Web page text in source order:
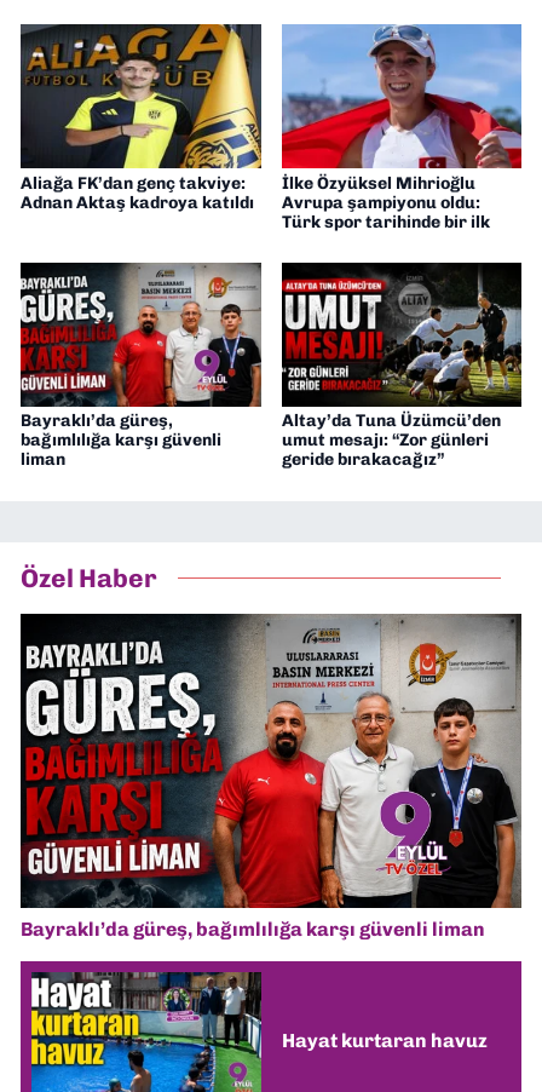
Aliağa FK’dan genç takviye:
Adnan Aktaş kadroya katıldı
İlke Özyüksel Mihrioğlu
Avrupa şampiyonu oldu:
Türk spor tarihinde bir ilk
Bayraklı’da güreş,
bağımlılığa karşı güvenli
liman
Altay’da Tuna Üzümcü’den
umut mesajı: “Zor günleri
geride bırakacağız”
Özel Haber
Bayraklı’da güreş, bağımlılığa karşı güvenli liman
Hayat kurtaran havuz